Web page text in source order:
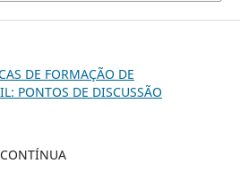
DE FORMAÇÃO DE
PONTOS DE DISCUSSÃO